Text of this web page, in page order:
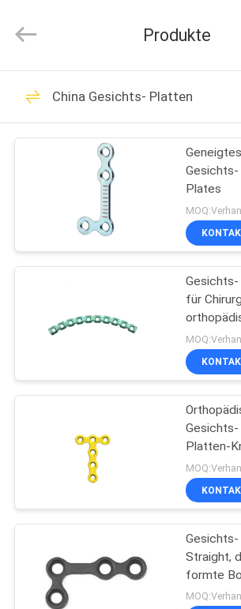
HAUS
PRODUKTE
FABRIK-
TRETEN
VERBINDUNG
FORDERN
Copyright
2022
Chirurgie-
Externes
Gerät
Trauma-
Geräte
Produkte
China Gesichts- Platten
Plates
für
Platten
Gesichts-
Platten-
förmige
Straight,
formte
Platte